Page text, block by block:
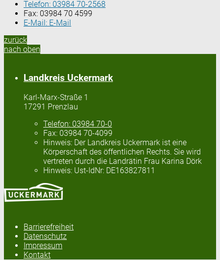
Telefon: 03984 70-2568
Fax: 03984 70 4599
E-Mail: E-Mail
zurück
nach oben
Landkreis Uckermark
Karl-Marx-Straße 1
17291 Prenzlau
Telefon: 03984 70-0
Fax: 03984 70-4099
Hinweis: Der Landkreis Uckermark ist eine
Körperschaft des öffentlichen Rechts. Sie wird
vertreten durch die Landrätin Frau Karina Dörk
Hinweis: Ust-IdNr: DE163827811
Barrierefreiheit
Datenschutz
Impressum
Kontakt